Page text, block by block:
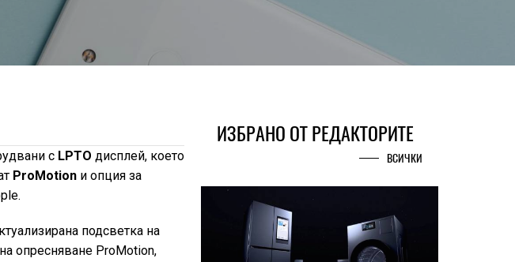
с LPTO дисплей, което
ProMotionи опция за
подсветка на
опресняване ProMotion,
ИЗБРАНО ОТ РЕДАКТОРИТЕ
ВСИЧКИ